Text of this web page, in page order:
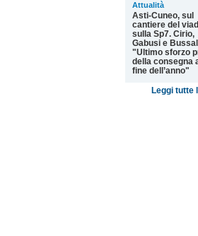
Attualità
Asti-Cuneo, sul
cantiere del
sulla Sp7. Cirio,
Gabusi e
"Ultimo sforzo
della consegna
fine dell’anno"
Leggi tutte